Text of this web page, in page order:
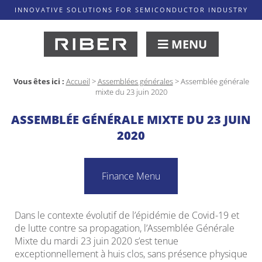
INNOVATIVE SOLUTIONS FOR SEMICONDUCTOR INDUSTRY
MENU
Vous êtes ici : Accueil >Assemblées générales>Assemblée générale
mixte du 23 juin 2020
ASSEMBLÉE GÉNÉRALE MIXTE DU 23 JUIN
2020
Finance Menu
Dans le contexte évolutif de l’épidémie de Covid-19 et
de lutte contre sa propagation, l’Assemblée Générale
Mixte du mardi 23 juin 2020 s’est tenue
exceptionnellement à huis clos, sans présence physique